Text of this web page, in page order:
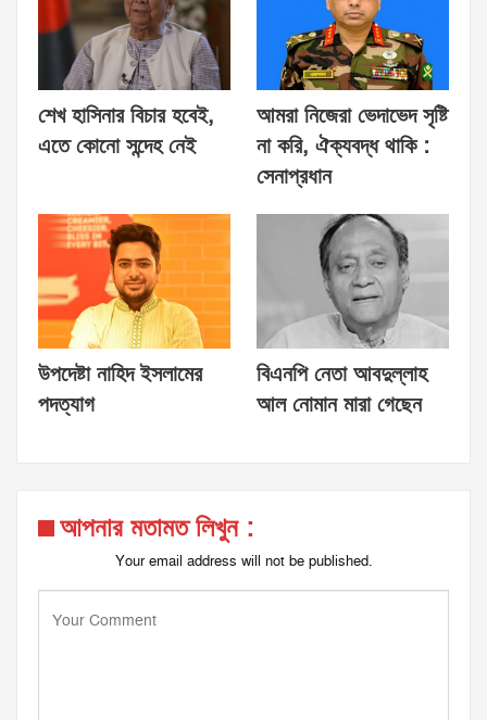
শেখ হাসিনার বিচার হবেই,
এতে কোনো সন্দেহ নেই
আমরা নিজেরা ভেদাভেদ সৃষ্টি
না করি, ঐক্যবদ্ধ থাকি :
সেনাপ্রধান
উপদেষ্টা নাহিদ ইসলামের
পদত্যাগ
বিএনপি নেতা আবদুল্লাহ
আল নোমান মারা গেছেন
আপনার মতামত লিখুন :
Your email address will not be published.